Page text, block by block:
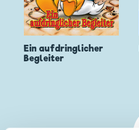
Ein aufdringlicher
Begleiter